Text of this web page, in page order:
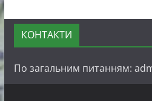
КОНТАКТИ
По загальним питанням: